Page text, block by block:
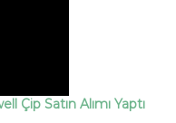
Çip Satın Alımı Yaptı